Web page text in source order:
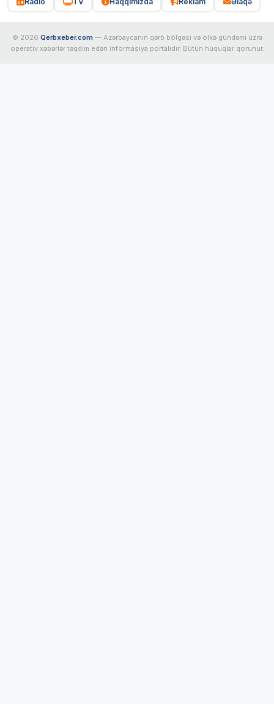
© 2026 Qerbxeber.com — Azərbaycanın qərb bölgəsi və ölkə gündəmi üzrə
operativ xəbərlər təqdim edən informasiya portalıdır. Bütün hüquqlar qorunur.